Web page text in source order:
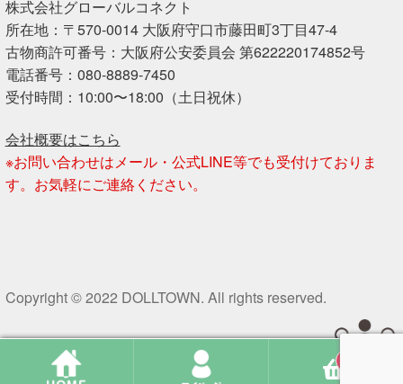
株式会社グローバルコネクト
所在地：〒570-0014 大阪府守口市藤田町3丁目47-4
古物商許可番号：大阪府公安委員会 第622220174852号
電話番号：080-8889-7450
受付時間：10:00〜18:00（土日祝休）
会社概要はこちら
※お問い合わせはメール・公式LINE等でも受付けておりま
す。お気軽にご連絡ください。
Copyright © 2022 DOLLTOWN. All rights reserved.